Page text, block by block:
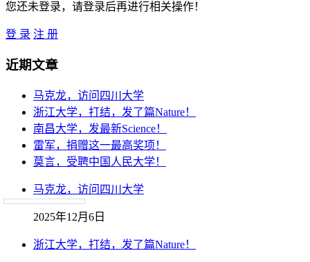
您还未登录，请登录后再进行相关操作！
登 录 注 册
近期文章
马克龙，访问四川大学
浙江大学，打结，发了篇Nature！
南昌大学，发最新Science！
雷军，捐赠这一最高奖项！
莫言，受聘中国人民大学！
马克龙，访问四川大学
2025年12月6日
浙江大学，打结，发了篇Nature！